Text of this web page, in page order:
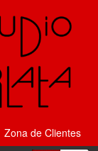
Zona de Clientes